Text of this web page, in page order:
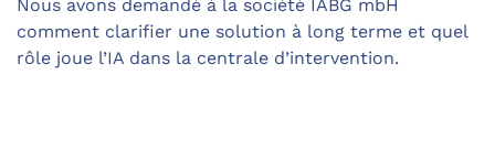
Nous avons demandé à la société IABG mbH
comment clarifier une solution à long terme et quel
rôle joue l’IA dans la centrale d’intervention.